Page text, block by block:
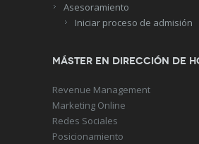
Asesoramiento
Iniciar proceso de admisión
Máster en Dirección de
Revenue Management
Marketing Online
Redes Sociales
Posicionamiento